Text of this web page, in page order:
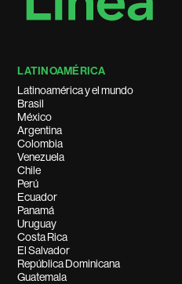
LATINOAMÉRICA
Latinoamérica y el mundo
Brasil
México
Argentina
Colombia
Venezuela
Chile
Perú
Ecuador
Panamá
Uruguay
Costa Rica
El Salvador
República Dominicana
Guatemala